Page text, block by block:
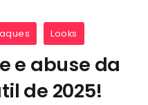
Looks
e abuse da
de 2025!